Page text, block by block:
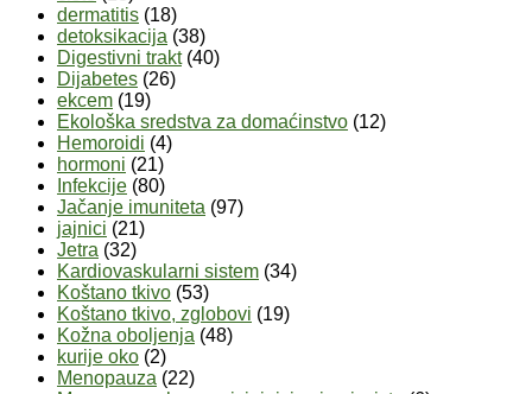
dermatitis (18)
detoksikacija (38)
Digestivni trakt (40)
Dijabetes (26)
ekcem (19)
Ekološka sredstva za domaćinstvo (12)
Hemoroidi (4)
hormoni (21)
Infekcije (80)
Jačanje imuniteta (97)
jajnici (21)
Jetra (32)
Kardiovaskularni sistem (34)
Koštano tkivo (53)
Koštano tkivo, zglobovi (19)
Kožna oboljenja (48)
kurije oko (2)
Menopauza (22)